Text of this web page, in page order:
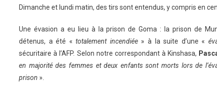
Dimanche et lundi matin, des tirs sont entendus, y compris en
Une évasion a eu lieu à la prison de Goma : la prison de
détenus, a été «totalement incendiée» à la suite d’une «
sécuritaire à l’AFP. Selon notre correspondant à Kinshasa,
en majorité des femmes et deux enfants sont morts lors de
prison ».